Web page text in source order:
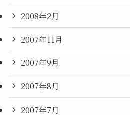
2008年2月
2007年11月
2007年9月
2007年8月
2007年7月